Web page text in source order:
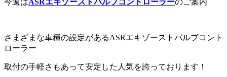
今週はASRエキゾーストバルブコントローラーのご案内
さまざまな車種の設定があるASRエキゾーストバルブコント
ローラー
取付の手軽さもあって安定した人気を誇っております！